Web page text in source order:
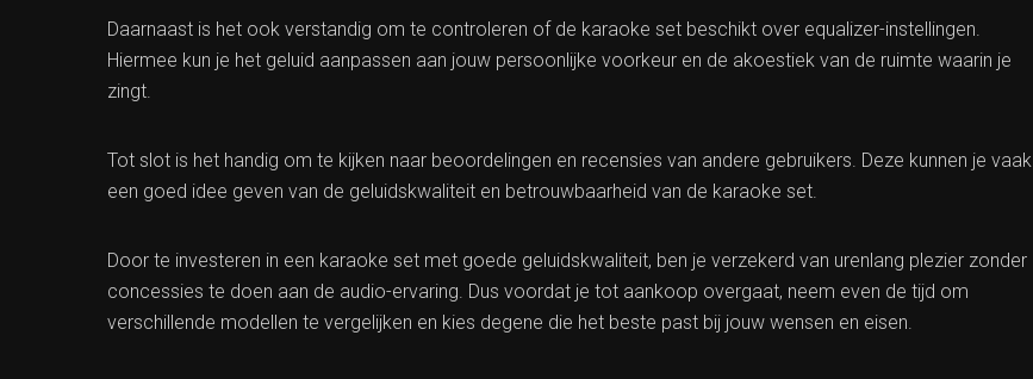
Daarnaast is het ook verstandig om te controleren of de karaoke set beschikt over equalizer-instellingen.
Hiermee kun je het geluid aanpassen aan jouw persoonlijke voorkeur en de akoestiek van de ruimte waarin je
zingt.
Tot slot is het handig om te kijken naar beoordelingen en recensies van andere gebruikers. Deze kunnen je vaak
een goed idee geven van de geluidskwaliteit en betrouwbaarheid van de karaoke set.
Door te investeren in een karaoke set met goede geluidskwaliteit, ben je verzekerd van urenlang plezier zonder
concessies te doen aan de audio-ervaring. Dus voordat je tot aankoop overgaat, neem even de tijd om
verschillende modellen te vergelijken en kies degene die het beste past bij jouw wensen en eisen.